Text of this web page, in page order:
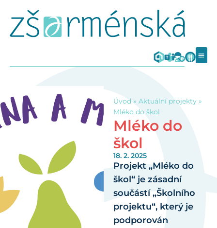
Úvod » Aktuální projekty»
Mléko do škol
Mléko do
škol
18. 2. 2025
Projekt „Mléko do
škol“ je zásadní
součástí „Školního
projektu“, který je
podporován